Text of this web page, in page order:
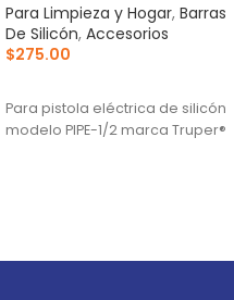
Para Limpieza y Hogar, Barras
De Silicón, Accesorios
$275.00
Para pistola eléctrica de silicón
modelo PIPE-1/2 marca Truper®